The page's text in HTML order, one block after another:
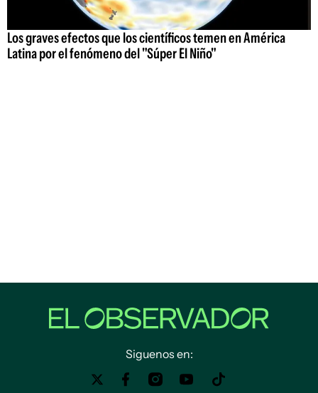
Los graves efectos que los científicos temen en América
Latina por el fenómeno del "Súper El Niño"
Siguenos en: